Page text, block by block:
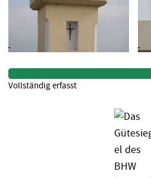
Vollständig erfasst